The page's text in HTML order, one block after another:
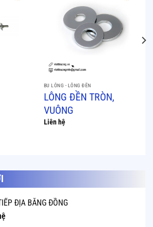
BU LÔNG - LỒNG ĐỀN
LÔNG ĐỀN TRÒN,
VUÔNG
Liên hệ
ĐỊA BẰNG ĐỒNG